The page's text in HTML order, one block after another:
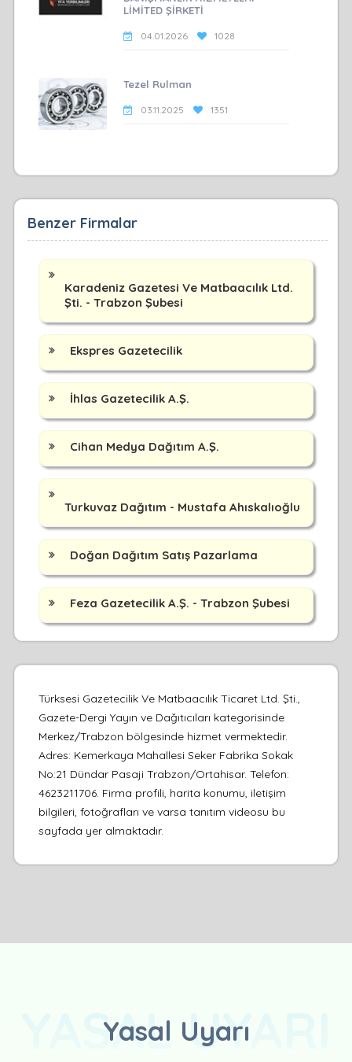
LİMİTED ŞİRKETİ
04.01.2026 1028
Tezel Rulman
03.11.2025 1351
Benzer Firmalar
Karadeniz Gazetesi Ve Matbaacılık Ltd.
Şti. - Trabzon Şubesi
Ekspres Gazetecilik
İhlas Gazetecilik A.Ş.
Cihan Medya Dağıtım A.Ş.
Turkuvaz Dağıtım - Mustafa Ahıskalıoğlu
Doğan Dağıtım Satış Pazarlama
Feza Gazetecilik A.Ş. - Trabzon Şubesi
Türksesi Gazetecilik Ve Matbaacılık Ticaret Ltd. Şti.,
Gazete-Dergi Yayın ve Dağıtıcıları kategorisinde
Merkez/Trabzon bölgesinde hizmet vermektedir.
Adres: Kemerkaya Mahallesi Seker Fabrika Sokak
No:21 Dündar Pasaji Trabzon/Ortahisar. Telefon:
4623211706. Firma profili, harita konumu, iletişim
bilgileri, fotoğrafları ve varsa tanıtım videosu bu
sayfada yer almaktadır.
Yasal Uyarı
YASAL UYARI